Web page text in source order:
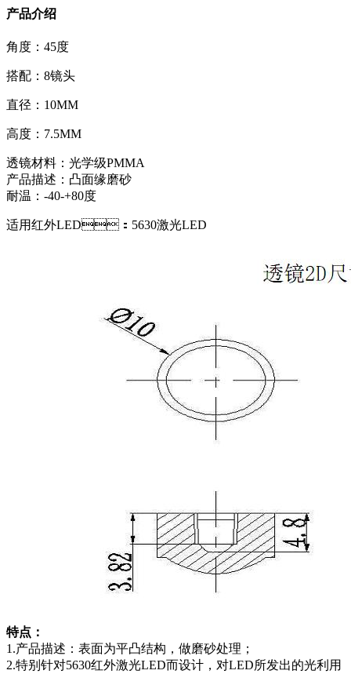
产品介绍
角度：45度
搭配：8镜头
直径：10MM
高度：7.5MM
透镜材料：光学级PMMA
产品描述：凸面缘磨砂
耐温：-40-+80度
适用红外LED：5630激光LED
特点：
1.产品描述：表面为平凸结构，做磨砂处理；
2.特别针对5630红外激光LED而设计，对LED所发出的光利用